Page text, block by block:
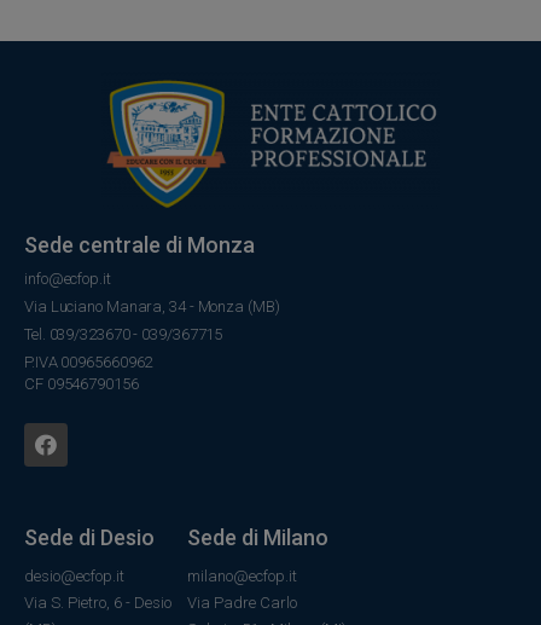
Sede centrale di Monza
info@ecfop.it
Via Luciano Manara, 34 - Monza (MB)
Tel. 039/323670 - 039/367715
P.IVA 00965660962
CF 09546790156
Sede di Desio
desio@ecfop.it
Via S. Pietro, 6 - Desio
Sede di Milano
milano@ecfop.it
Via Padre Carlo